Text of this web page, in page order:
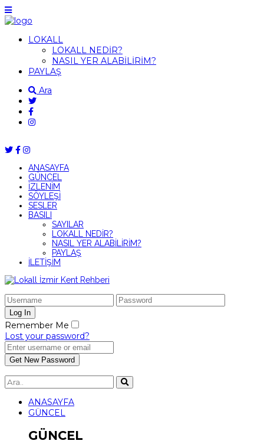
LOKALL
LOKALL NEDİR?
NASIL YER ALABİLİRİM?
PAYLAŞ
Ara
ANASAYFA
GÜNCEL
İZLENİM
SÖYLEŞİ
SESLER
BASILI
SAYILAR
LOKALL NEDİR?
NASIL YER ALABİLİRİM?
PAYLAŞ
İLETİŞİM
Remember Me
Lost your password?
ANASAYFA
GÜNCEL
GÜNCEL